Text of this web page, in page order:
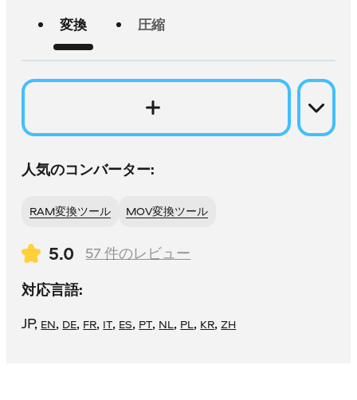
変換 圧縮
人気のコンバーター:
RAM変換ツール MOV変換ツール
5.0 57 件のレビュー
対応言語:
JP, EN, DE, FR, IT, ES, PT, NL, PL, KR,ZH